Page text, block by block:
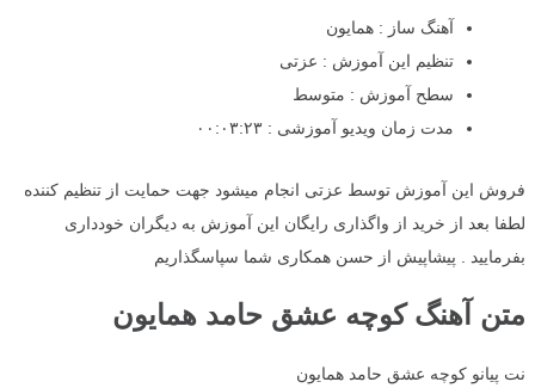
آهنگ ساز : همایون
تنظیم این آموزش : عزتی
سطح آموزش : متوسط
مدت زمان ویدیو آموزشی : ۰۰:۰۳:۲۳
فروش این آموزش توسط عزتی انجام میشود جهت حمایت از تنظیم کننده
لطفا بعد از خرید از واگذاری رایگان این آموزش به دیگران خودداری
بفرمایید . پیشاپیش از حسن همکاری شما سپاسگذاریم
متن آهنگ کوچه عشق حامد همایون
نت پیانو کوچه عشق حامد همایون